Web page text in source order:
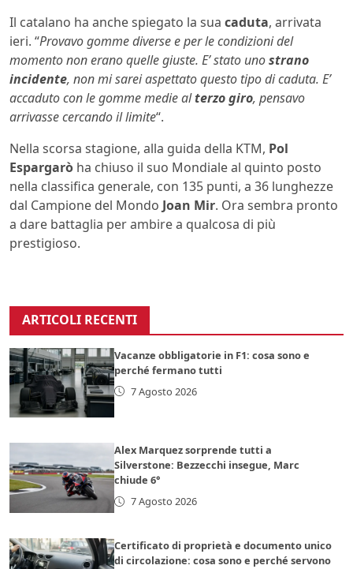
Il catalano ha anche spiegato la sua caduta, arrivata
ieri. “Provavo gomme diverse e per le condizioni del
momento non erano quelle giuste. E’ stato unostrano
incidente, non mi sarei aspettato questo tipo di caduta. E’
accaduto con le gomme medie alterzo giro, pensavo
arrivasse cercando il limite“.
Nella scorsa stagione, alla guida della KTM, Pol
Espargarò ha chiuso il suo Mondiale al quinto posto
nella classifica generale, con 135 punti, a 36 lunghezze
dal Campione del Mondo Joan Mir. Ora sembra pronto
a dare battaglia per ambire a qualcosa di più
prestigioso.
ARTICOLI RECENTI
Vacanze obbligatorie in F1: cosa sono e
perché fermano tutti
7 Agosto 2026
Alex Marquez sorprende tutti a
Silverstone: Bezzecchi insegue, Marc
chiude 6°
7 Agosto 2026
Certificato di proprietà e documento unico
di circolazione: cosa sono e perché servono